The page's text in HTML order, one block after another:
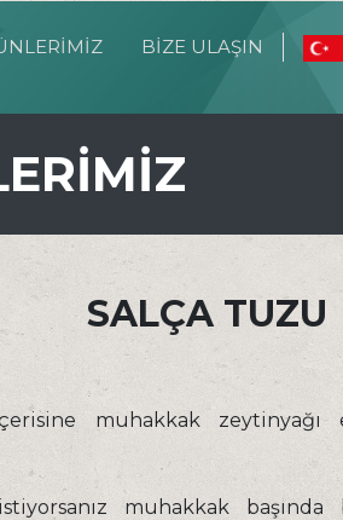
BİZE ULAŞIN
SALÇA TUZU
muhakkak zeytinyağı
muhakkak